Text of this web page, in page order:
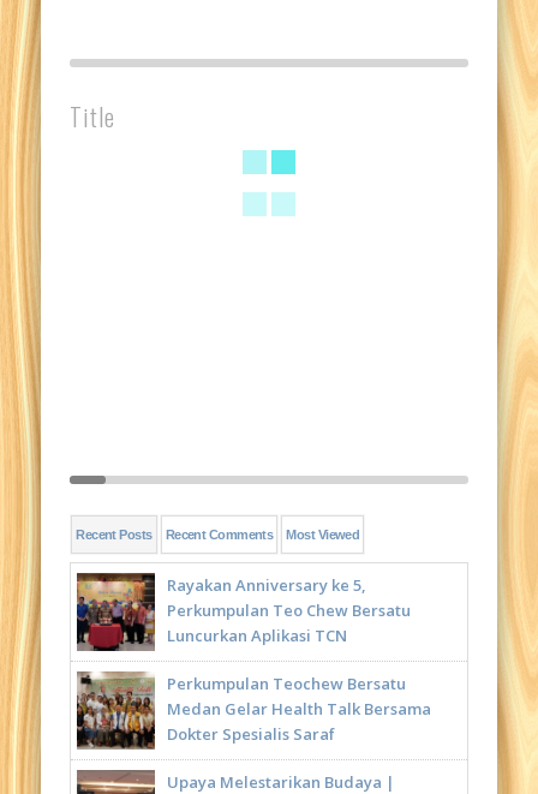
Title
Recent Posts Recent Comments Most Viewed
Rayakan Anniversary ke 5,
Perkumpulan Teo Chew Bersatu
Luncurkan Aplikasi TCN
Perkumpulan Teochew Bersatu
Medan Gelar Health Talk Bersama
Dokter Spesialis Saraf
Upaya Melestarikan Budaya |